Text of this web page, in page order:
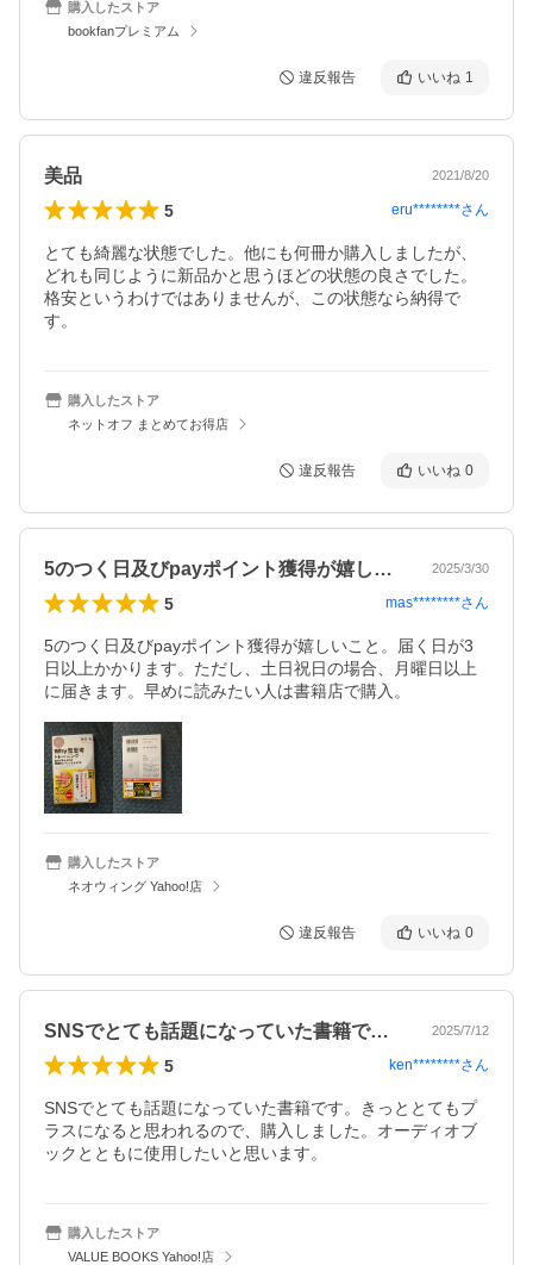
購入したストア
bookfanプレミアム
違反報告 いいね 1
美品 2021/8/20
5 eru********さん
とても綺麗な状態でした。他にも何冊か購入しましたが、
どれも同じように新品かと思うほどの状態の良さでした。
格安というわけではありませんが、この状態なら納得で
す。
購入したストア
ネットオフ まとめてお得店
違反報告 いいね 0
5のつく日及びpayポイント獲得が嬉し… 2025/3/30
5 mas********さん
5のつく日及びpayポイント獲得が嬉しいこと。届く日が3
日以上かかります。ただし、土日祝日の場合、月曜日以上
に届きます。早めに読みたい人は書籍店で購入。
購入したストア
ネオウィング Yahoo!店
違反報告 いいね 0
SNSでとても話題になっていた書籍です… 2025/7/12
5 ken********さん
SNSでとても話題になっていた書籍です。きっととてもプ
ラスになると思われるので、購入しました。オーディオブ
ックとともに使用したいと思います。
購入したストア
VALUE BOOKS Yahoo!店